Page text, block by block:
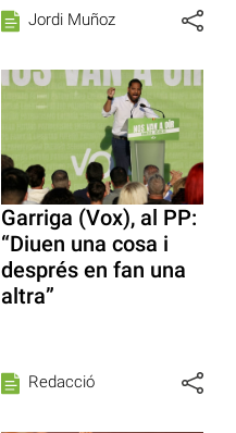
Jordi Muñoz
Garriga (Vox), al PP:
“Diuen una cosa i
després en fan una
altra”
Redacció